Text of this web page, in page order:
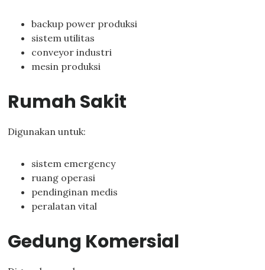
backup power produksi
sistem utilitas
conveyor industri
mesin produksi
Rumah Sakit
Digunakan untuk:
sistem emergency
ruang operasi
pendinginan medis
peralatan vital
Gedung Komersial